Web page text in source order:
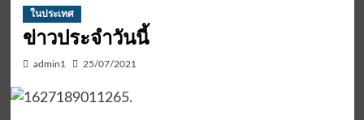
ในประเทศ
ข่าวประจำวันนี้
admin1 25/07/2021